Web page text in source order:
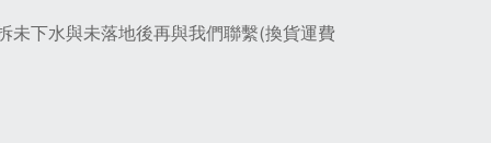
未下水與未落地後再與我們聯繫(換貨運費